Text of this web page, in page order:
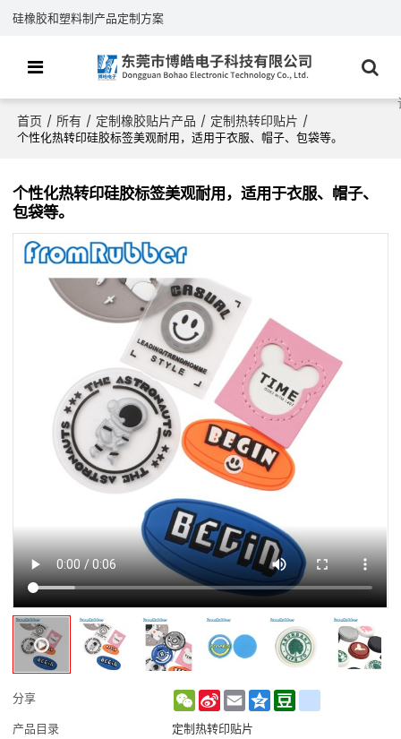
硅橡胶和塑料制产品定制方案
首页 / 所有 / 定制橡胶贴片产品 / 定制热转印贴片 /
个性化热转印硅胶标签美观耐用，适用于衣服、帽子、包袋等。
个性化热转印硅胶标签美观耐用，适用于衣服、帽子、
包袋等。
分享 WeChat
Sina
Weibo
EmailQzoneDouban
产品目录
定制热转印贴片